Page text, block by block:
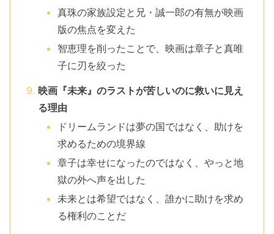
真珠の家族設定と兄・誠一郎の有無が映画
版の焦点を変えた
智恵理を削ったことで、映画は章子と真唯
子に刃を絞った
映画『未来』のラストが苦しいのに救いに見え
る理由
ドリームランドは夢の国ではなく、助けを
求めるための境界線
章子は幸せになったのではなく、やっと地
獄の外へ声を出した
未来とは希望ではなく、誰かに助けを求め
る権利のことだ